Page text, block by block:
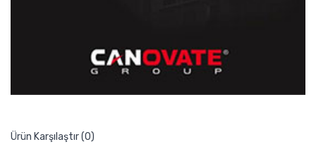
Ürün Karşılaştır (0)